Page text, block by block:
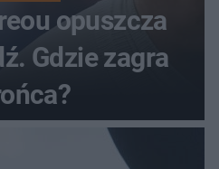
opuszcza
Gdzie zagra